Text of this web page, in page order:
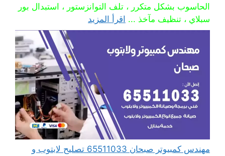
الحاسوب بشكل متكرر ، تلف التوانزستور ، استبدال بور
سبلاي ، تنظيف مآخذ ... اقرأ المزيد
مهندس كمبيوتر صبحان 65511033 تصليح لابتوب و